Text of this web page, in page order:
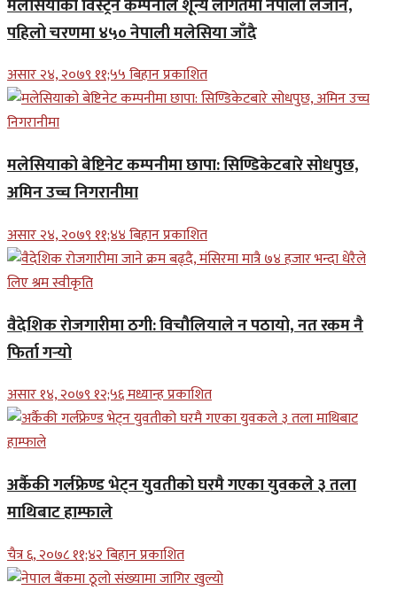
पहिलो चरणमा ४५० नेपाली मलेसिया जाँदै
असार २४, २०७९ ११;५५ बिहान प्रकाशित
मलेसियाको बेष्टिनेट कम्पनीमा छापा: सिण्डिकेटबारे सोधपुछ,
अमिन उच्च निगरानीमा
असार २४, २०७९ ११;४४ बिहान प्रकाशित
वैदेशिक रोजगारीमा ठगी: विचौलियाले न पठायो, नत रकम नै
फिर्ता गर्‍यो
असार १४, २०७९ १२;५६ मध्यान्ह प्रकाशित
अर्कैकी गर्लफ्रेण्ड भेट्न युवतीको घरमै गएका युवकले ३ तला
माथिबाट हाम्फाले
चैत्र ६, २०७८ ११;४२ बिहान प्रकाशित